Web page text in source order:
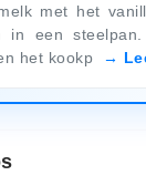
met het
in een
het kookp